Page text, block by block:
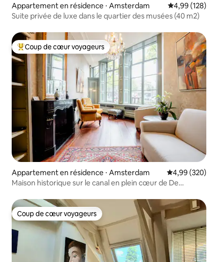
Appartement en résidence ⋅ Amsterdam Évaluation
4,99 (128)
Suite privée de luxe dans le quartier des musées (40 m2)
Coups de cœur voyageurs les plus appréciés
Coup de cœur voyageurs
Appartement en résidence ⋅ Amsterdam Évaluation
4,99 (320)
Maison historique sur le canal en plein cœur de De
Coup de cœur voyageurs
Coup de cœur voyageurs